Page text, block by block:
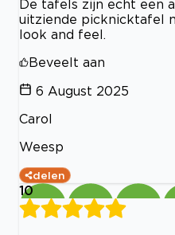
De tafels zijn echt een
uitziende picknicktafel
look and feel.
Beveelt aan
6 August 2025
Carol
Weesp
delen
10